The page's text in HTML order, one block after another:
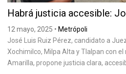
Habrá justicia accesible:
12 mayo, 2025 • Metrópoli
José Luis Ruiz Pérez, candidato a
Xochimilco, Milpa Alta y Tlalpan con
Amarilla, propone justicia clara,